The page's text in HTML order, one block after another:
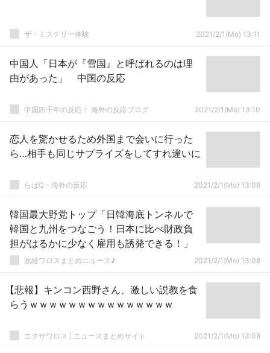
ザ・ミステリー体験 2021/2/1(Mo) 13:11
中国人「日本が『雪国』と呼ばれるのは理
由があった」 中国の反応
中国四千年の反応！ 海外の反応ブログ 2021/2/1(Mo) 13:10
恋人を驚かせるため外国まで会いに行った
ら…相手も同じサプライズをしてすれ違いに
らばQ - 海外の反応 2021/2/1(Mo) 13:09
韓国最大野党トップ「日韓海底トンネルで
韓国と九州をつなごう！日本に比べ財政負
担がはるかに少なく雇用も誘発できる！」
政経ワロスまとめニュース♪ 2021/2/1(Mo) 13:08
【悲報】キンコン西野さん、激しい説教を食
らうｗｗｗｗｗｗｗｗｗｗｗｗｗｗｗ
エクサワロス | ニュースまとめサイト 2021/2/1(Mo) 13:08